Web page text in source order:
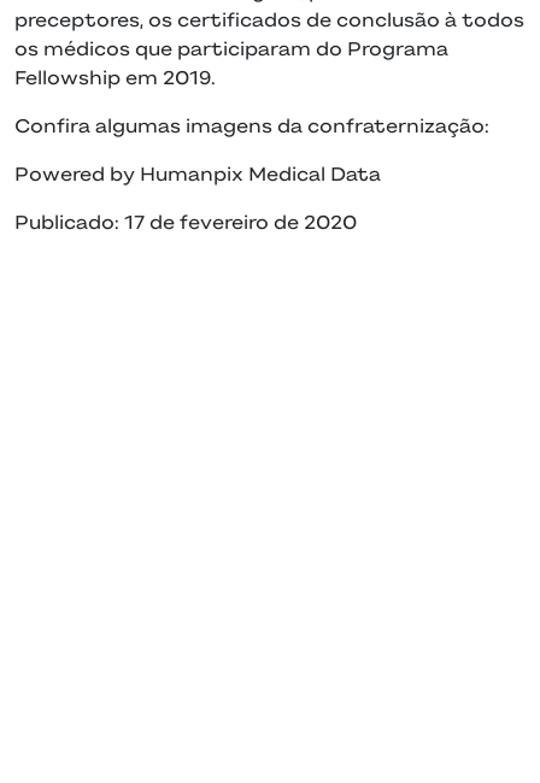
preceptores, os certificados de conclusão à todos
os médicos que participaram do Programa
Fellowship em 2019.
Confira algumas imagens da confraternização:
Powered by Humanpix Medical Data
Publicado: 17 de fevereiro de 2020